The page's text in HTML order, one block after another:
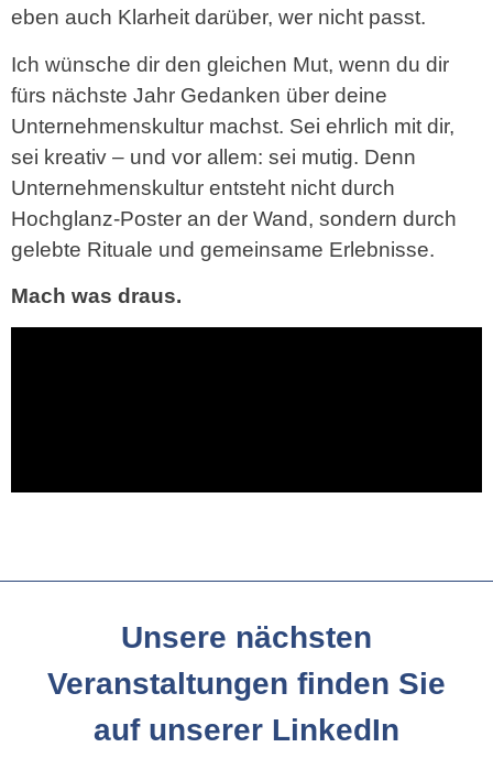
eben auch Klarheit darüber, wer nicht passt.
Ich wünsche dir den gleichen Mut, wenn du dir
fürs nächste Jahr Gedanken über deine
Unternehmenskultur machst. Sei ehrlich mit dir,
sei kreativ – und vor allem: sei mutig. Denn
Unternehmenskultur entsteht nicht durch
Hochglanz-Poster an der Wand, sondern durch
gelebte Rituale und gemeinsame Erlebnisse.
Mach was draus.
Unsere nächsten
Veranstaltungen finden Sie
auf unserer LinkedIn